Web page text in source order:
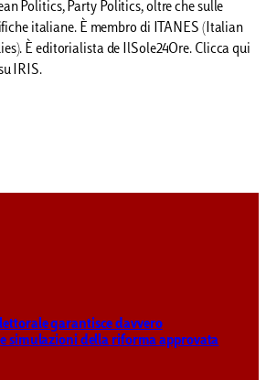
Politics, Party Politics, oltre che sulle
italiane. È membro di ITANES (Italian
È editorialista de IlSole24Ore. Clicca qui
IRIS.
garantisce davvero
simulazioni della riforma approvata